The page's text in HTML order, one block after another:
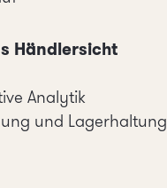
Händlersicht
Analytik
und Lagerhaltung